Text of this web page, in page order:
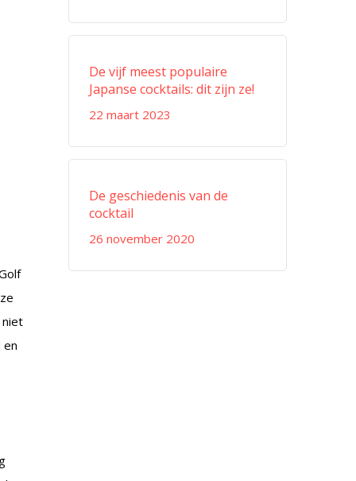
niet
en
De vijf meest populaire
Japanse cocktails: dit zijn ze!
22 maart 2023
De geschiedenis van de
cocktail
26 november 2020